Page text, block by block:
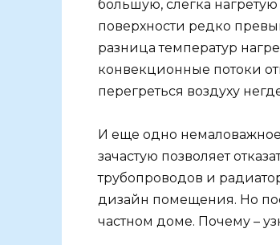
большую, слегка
поверхности редко
разница температур
конвекционные потоки
перегреться воздуху
И еще одно
зачастую позволяет
трубопроводов и
дизайн помещения. Но
частном доме. Почему –